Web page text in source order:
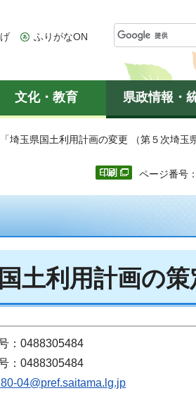
ふりがなON
文化・教育 県政情報・
埼玉県国土利用計画の変更 （第５次埼玉
ページ番号
土利用計画の
：0488305484
：0488305484
04@pref.saitama.lg.jp